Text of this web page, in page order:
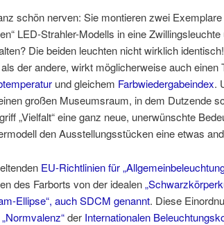
schön nerven: Sie montieren zwei
LED-Strahler-Modells in eine
Die beiden leuchten nicht wirklich
der andere, wirkt möglicherweise auch einen
und gleichem Farbwiedergabeindex.
großen Museumsraum, in dem Dutzende
„Vielfalt“ eine ganz neue, unerwünschte
den Ausstellungsstücken eine etwas
EU-Richtlinien für
des Farborts von der idealen
Ellipse“, auch SDCM genannt. Diese
„Normvalenz“der Internationalen